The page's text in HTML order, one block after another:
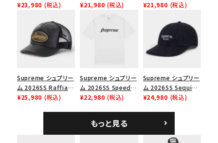
円 ～
円
在庫のない商品を表示する
絞り込んで検索する
Chino Twill Camp
ノツイル キャンプキャ
ップ ブラック
¥23,980 (税込)
Tee スピードTシャツ
¥21,980 (税込)
Box Tee スモールボ
¥21,980 (税込)
Supreme シュプリー
ム 2026SS Raffia
Mesh Back 5-Panel
¥25,980 (税込)
Supreme シュプリー
ム 2026SS Speed
Tee スピードTシャツ
¥22,980 (税込)
Supreme シュプリー
ム 2026SS Sequin
Denim Classic
シックロゴ 6パネルキ
ャップ ブラック
¥24,980 (税込)
もっと見る